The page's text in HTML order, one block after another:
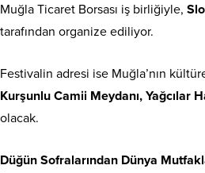
Muğla Ticaret Borsası iş birliğiyle,
tarafından organize ediliyor.
Festivalin adresi ise Muğla’nın
Kurşunlu Camii Meydanı, Yağcılar
olacak.
Düğün Sofralarından Dünya